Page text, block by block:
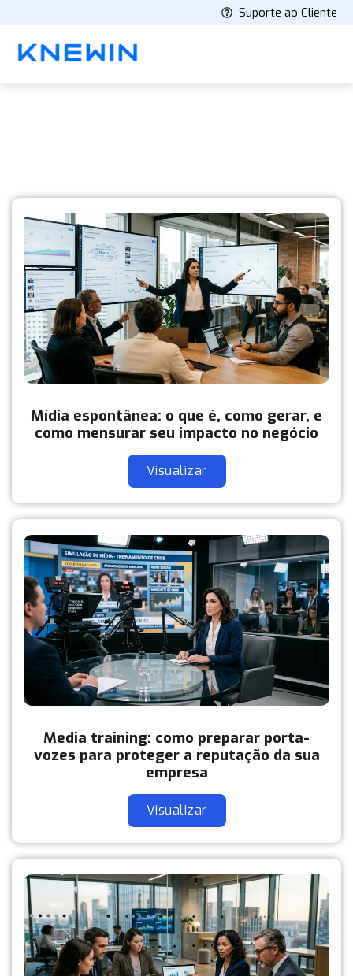
Suporte ao Cliente
Mídia espontânea: o que é, como gerar, e
como mensurar seu impacto no negócio
Visualizar
Media training: como preparar porta-
vozes para proteger a reputação da sua
empresa
Visualizar